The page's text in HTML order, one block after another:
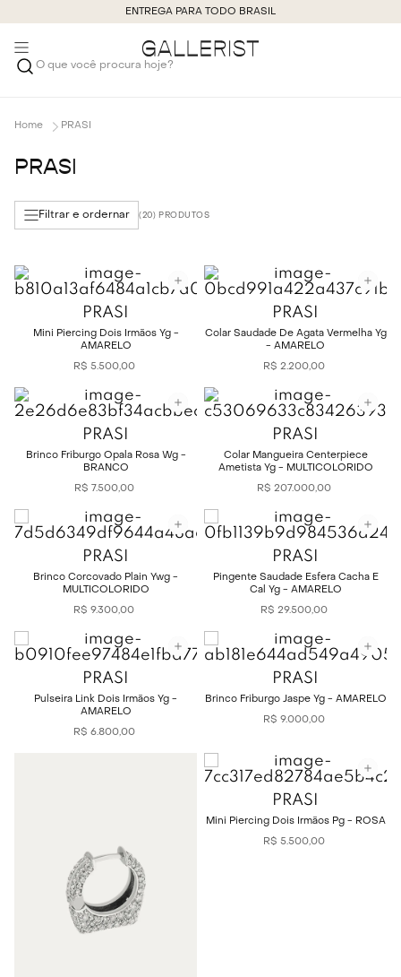
ENTREGA PARA TODO BRASIL
O que você procura hoje?
PRASI
PRASI
Filtrar e ordernar 20
PRASI
Mini Piercing Dois Irmãos Yg -
AMARELO
R$ 5.500,00
PRASI
Colar Saudade De Agata Vermelha Yg
- AMARELO
R$ 2.200,00
PRASI
Brinco Friburgo Opala Rosa Wg -
BRANCO
R$ 7.500,00
PRASI
Colar Mangueira Centerpiece
Ametista Yg - MULTICOLORIDO
R$ 207.000,00
PRASI
Brinco Corcovado Plain Ywg -
MULTICOLORIDO
R$ 9.300,00
PRASI
Pingente Saudade Esfera Cacha E
Cal Yg - AMARELO
R$ 29.500,00
PRASI
Pulseira Link Dois Irmãos Yg -
AMARELO
R$ 6.800,00
PRASI
Brinco Friburgo Jaspe Yg - AMARELO
R$ 9.000,00
PRASI
Mini Piercing Dois Irmãos Pg - ROSA
R$ 5.500,00